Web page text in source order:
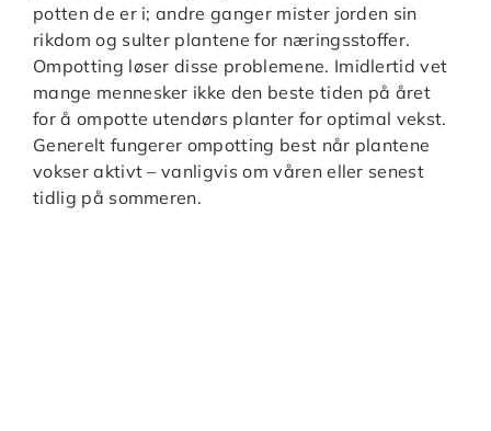
potten de er i; andre ganger mister jorden sin
rikdom og sulter plantene for næringsstoffer.
Ompotting løser disse problemene. Imidlertid vet
mange mennesker ikke den beste tiden på året
for å ompotte utendørs planter for optimal vekst.
Generelt fungerer ompotting best når plantene
vokser aktivt – vanligvis om våren eller senest
tidlig på sommeren.